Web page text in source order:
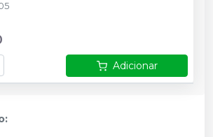
Adicionar